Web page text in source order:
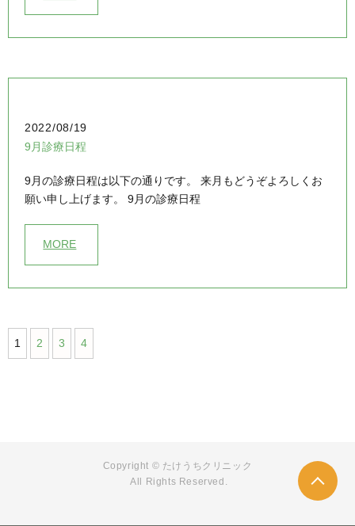
2022/08/19
9月診療日程
9月の診療日程は以下の通りです。 来月もどうぞよろしくお
願い申し上げます。 9月の診療日程
MORE
1 2 3 4
Copyright © たけうちクリニック
All Rights Reserved.